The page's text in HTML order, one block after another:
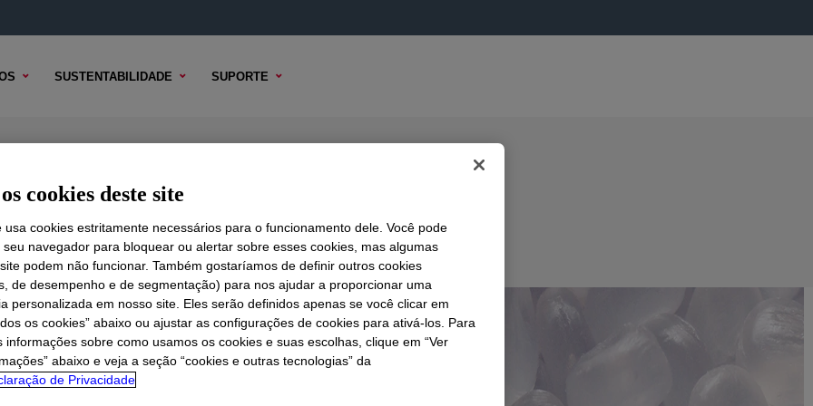
SUSTENTABILIDADE SUPORTE
Resin
TÉCNICO OPÇÕES DE AMOSTRA OPÇÕES DE COMPRA
cookies deste site
usa cookies estritamente necessários para o funcionamento dele. Você pode
navegador para bloquear ou alertar sobre esses cookies, mas algumas
podem não funcionar. Também gostaríamos de definir outros cookies
de desempenho e de segmentação) para nos ajudar a proporcionar uma
personalizada em nosso site. Eles serão definidos apenas se você clicar em
os cookies” abaixo ou ajustar as configurações de cookies para ativá-los. Para
informações sobre como usamos os cookies e suas escolhas, clique em “Ver
abaixo e veja a seção “cookies e outras tecnologias” da
de Privacidade